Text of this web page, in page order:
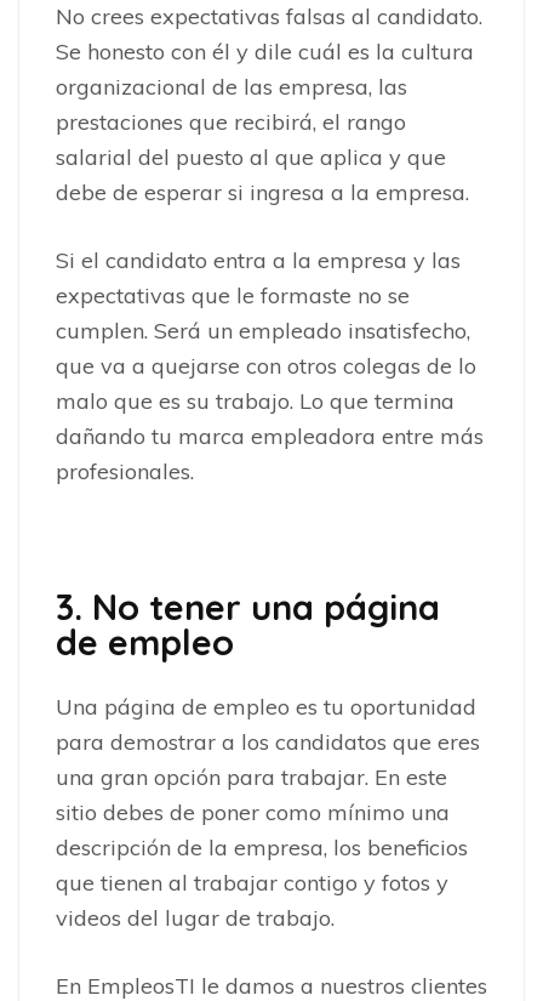
No crees expectativas falsas al candidato.
Se honesto con él y dile cuál es la cultura
organizacional de las empresa, las
prestaciones que recibirá, el rango
salarial del puesto al que aplica y que
debe de esperar si ingresa a la empresa.
Si el candidato entra a la empresa y las
expectativas que le formaste no se
cumplen. Será un empleado insatisfecho,
que va a quejarse con otros colegas de lo
malo que es su trabajo. Lo que termina
dañando tu marca empleadora entre más
profesionales.
3. No tener una página
de empleo
Una página de empleo es tu oportunidad
para demostrar a los candidatos que eres
una gran opción para trabajar. En este
sitio debes de poner como mínimo una
descripción de la empresa, los beneficios
que tienen al trabajar contigo y fotos y
videos del lugar de trabajo.
En EmpleosTI le damos a nuestros clientes